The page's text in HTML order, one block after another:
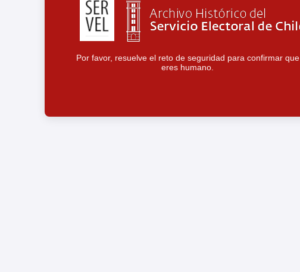
Por favor, resuelve el reto de seguridad para confirmar que
eres humano.